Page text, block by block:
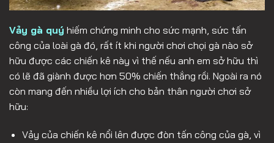
Vảy gà quý hiếm chứng minh cho sức mạnh, sức tấn
công của loài gà đó, rất ít khi người chơi chọi gà nào sở
hữu được các chiến kê này vì thế nếu anh em sở hữu thì
có lẽ đã giành được hơn 50% chiến thắng rồi. Ngoài ra nó
còn mang đến nhiều lợi ích cho bản thân người chơi sở
hữu:
Vảy của chiến kê nổi lên được đòn tấn công của gà, vì